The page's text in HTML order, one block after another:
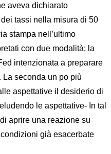
aveva dichiarato
tassi nella misura di 50
stampa nell’ultimo
con due modalità: la
intenzionata a preparare
La seconda un po più
aspettative il desiderio di
le aspettative- In tal
aprire una reazione su
già esacerbate